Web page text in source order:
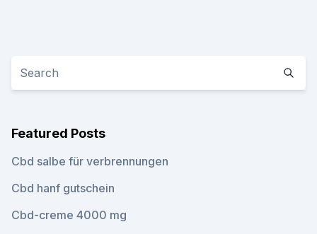
Featured Posts
Cbd salbe für verbrennungen
Cbd hanf gutschein
Cbd-creme 4000 mg